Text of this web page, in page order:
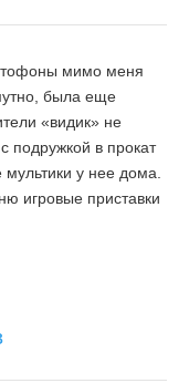
мимо меня
была еще
«видик» не
подружкой в прокат
у нее дома.
игровые приставки